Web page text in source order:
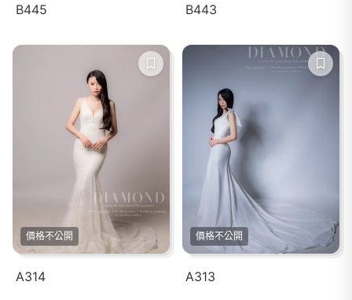
B445 B443
價格不公開
A314
價格不公開
A313